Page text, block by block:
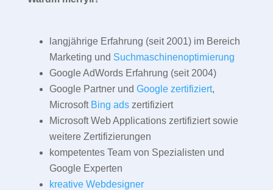
langjährige Erfahrung (seit 2001) im Bereich
Marketing und Suchmaschinenoptimierung
Google AdWords Erfahrung (seit 2004)
Google Partner und Google zertifiziert,
Microsoft Bing adszertifiziert
Microsoft Web Applications zertifiziert sowie
weitere Zertifizierungen
kompetentes Team von Spezialisten und
Google Experten
kreative Webdesigner